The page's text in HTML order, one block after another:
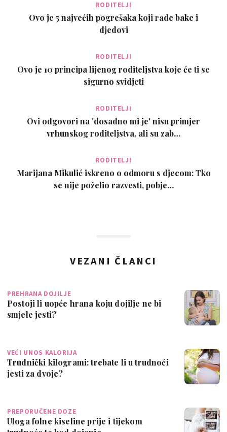
RODITELJI
Ovo je 5 najvećih pogrešaka koji rade bake i
djedovi
RODITELJI
Ovo je 10 principa lijenog roditeljstva koje će ti se
sigurno svidjeti
RODITELJI
Ovi odgovori na 'dosadno mi je' nisu primjer
vrhunskog roditeljstva, ali su zab…
RODITELJI
Marijana Mikulić iskreno o odmoru s djecom: Tko
se nije poželio razvesti, pobje…
VEZANI ČLANCI
PREHRANA DOJILJE
Postoji li uopće hrana koju dojilje ne bi
smjele jesti?
VEĆI UNOS KALORIJA
Trudnički kilogrami: trebate li u trudnoći
jesti za dvoje?
PREPORUČENE DOZE
Uloga folne kiseline prije i tijekom